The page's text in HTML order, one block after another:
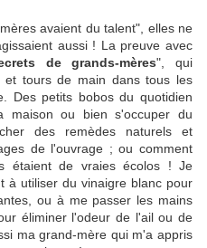
avaient du talent", elles ne
aussi ! La preuve avec
de grands-mères", qui
et tours de main dans tous les
Des petits bobos du quotidien
maison ou bien s'occuper du
des remèdes naturels et
de l'ouvrage ; ou comment
étaient de vraies écolos ! Je
à utiliser du vinaigre blanc pour
ou à me passer les mains
éliminer l'odeur de l'ail ou de
ma grand-mère qui m'a appris